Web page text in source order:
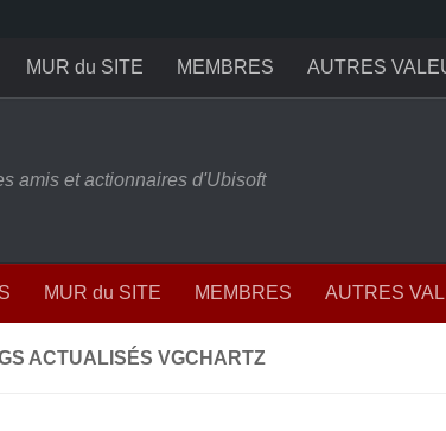
MUR du SITE MEMBRES AUTRES
amis et actionnaires d'Ubisoft
MUR du SITE MEMBRES AUTRES
ACTUALISÉS VGCHARTZ